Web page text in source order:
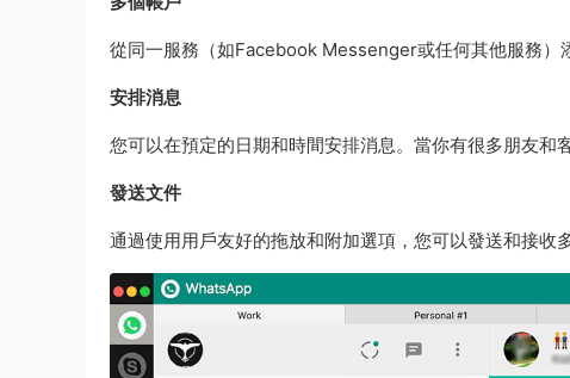
從同一服務（如Facebook Messenger或任何其他服務）
安排消息
您可以在預定的日期和時間安排消息。當你有很多朋友和
發送文件
通過使用用戶友好的拖放和附加選項，您可以發送和接收